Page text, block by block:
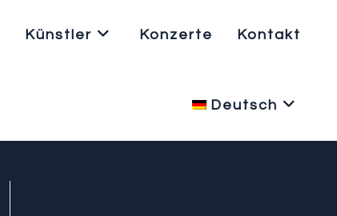
Künstler Konzerte Kontakt
Deutsch